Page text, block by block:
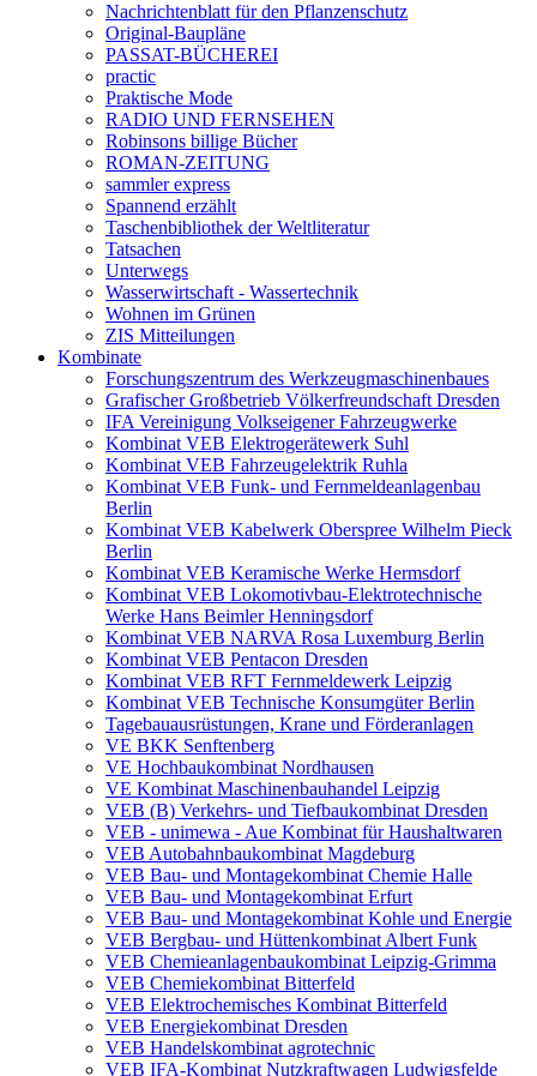
Nachrichtenblatt für den Pflanzenschutz
Original-Baupläne
PASSAT-BÜCHEREI
practic
Praktische Mode
RADIO UND FERNSEHEN
Robinsons billige Bücher
ROMAN-ZEITUNG
sammler express
Spannend erzählt
Taschenbibliothek der Weltliteratur
Tatsachen
Unterwegs
Wasserwirtschaft - Wassertechnik
Wohnen im Grünen
ZIS Mitteilungen
Kombinate
Forschungszentrum des Werkzeugmaschinenbaues
Grafischer Großbetrieb Völkerfreundschaft Dresden
IFA Vereinigung Volkseigener Fahrzeugwerke
Kombinat VEB Elektrogerätewerk Suhl
Kombinat VEB Fahrzeugelektrik Ruhla
Kombinat VEB Funk- und Fernmeldeanlagenbau
Berlin
Kombinat VEB Kabelwerk Oberspree Wilhelm Pieck
Berlin
Kombinat VEB Keramische Werke Hermsdorf
Kombinat VEB Lokomotivbau-Elektrotechnische
Werke Hans Beimler Henningsdorf
Kombinat VEB NARVA Rosa Luxemburg Berlin
Kombinat VEB Pentacon Dresden
Kombinat VEB RFT Fernmeldewerk Leipzig
Kombinat VEB Technische Konsumgüter Berlin
Tagebauausrüstungen, Krane und Förderanlagen
VE BKK Senftenberg
VE Hochbaukombinat Nordhausen
VE Kombinat Maschinenbauhandel Leipzig
VEB (B) Verkehrs- und Tiefbaukombinat Dresden
VEB - unimewa - Aue Kombinat für Haushaltwaren
VEB Autobahnbaukombinat Magdeburg
VEB Bau- und Montagekombinat Chemie Halle
VEB Bau- und Montagekombinat Erfurt
VEB Bau- und Montagekombinat Kohle und Energie
VEB Bergbau- und Hüttenkombinat Albert Funk
VEB Chemieanlagenbaukombinat Leipzig-Grimma
VEB Chemiekombinat Bitterfeld
VEB Elektrochemisches Kombinat Bitterfeld
VEB Energiekombinat Dresden
VEB Handelskombinat agrotechnic
VEB IFA-Kombinat Nutzkraftwagen Ludwigsfelde